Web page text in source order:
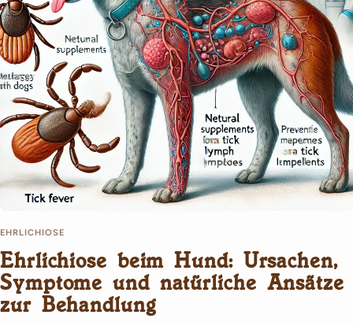
EHRLICHIOSE
Ehrlichiose beim Hund: Ursachen,
Symptome und natürliche Ansätze
zur Behandlung